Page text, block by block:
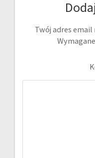
Twój adres